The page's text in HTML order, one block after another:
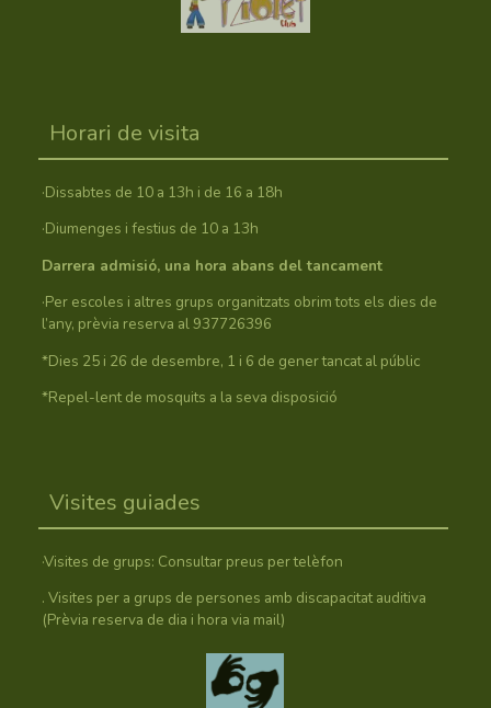
Horari de visita
·Dissabtes de 10 a 13h i de 16 a 18h
·Diumenges i festius de 10 a 13h
Darrera admisió, una hora abans del tancament
·Per escoles i altres grups organitzats obrim tots els dies de
l’any, prèvia reserva al 937726396
*Dies 25 i 26 de desembre, 1 i 6 de gener tancat al públic
*Repel-lent de mosquits a la seva disposició
Visites guiades
·Visites de grups: Consultar preus per telèfon
. Visites per a grups de persones amb discapacitat auditiva
(Prèvia reserva de dia i hora via mail)